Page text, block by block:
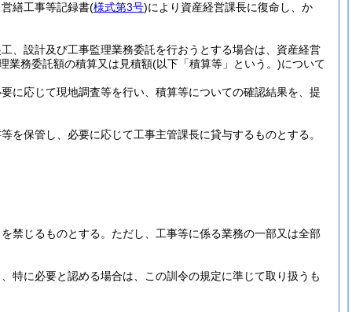
繕工事等記録書(様式第3号)により資産経営課長に復命し、か
、設計及び工事監理業務委託を行おうとする場合は、資産経営
業務委託額の積算又は見積額(以下「積算等」という。)について
に応じて現地調査等を行い、積算等についての確認結果を、提
保管し、必要に応じて工事主管課長に貸与するものとする。
禁じるものとする。 ただし、工事等に係る業務の一部又は全部
特に必要と認める場合は、この訓令の規定に準じて取り扱うも